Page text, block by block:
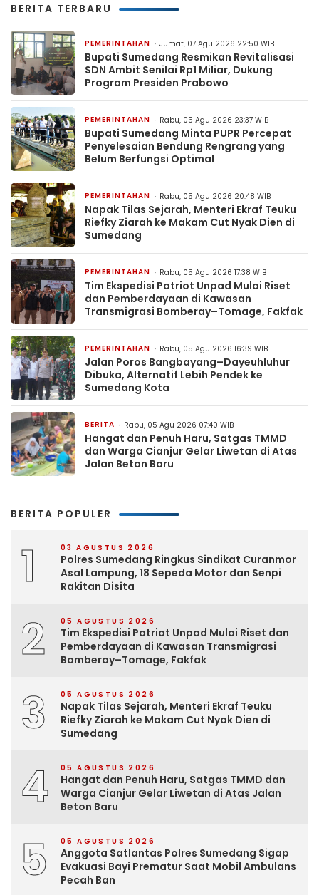
BERITA TERBARU
PEMERINTAHAN Jumat, 07 Agu 2026 22:50 WIB
Bupati Sumedang Resmikan Revitalisasi
SDN Ambit Senilai Rp1 Miliar, Dukung
Program Presiden Prabowo
PEMERINTAHAN Rabu, 05 Agu 2026 23:37 WIB
Bupati Sumedang Minta PUPR Percepat
Penyelesaian Bendung Rengrang yang
Belum Berfungsi Optimal
PEMERINTAHAN Rabu, 05 Agu 2026 20:48 WIB
Napak Tilas Sejarah, Menteri Ekraf Teuku
Riefky Ziarah ke Makam Cut Nyak Dien di
Sumedang
PEMERINTAHAN Rabu, 05 Agu 2026 17:38 WIB
Tim Ekspedisi Patriot Unpad Mulai Riset
dan Pemberdayaan di Kawasan
Transmigrasi Bomberay–Tomage, Fakfak
PEMERINTAHAN Rabu, 05 Agu 2026 16:39 WIB
Jalan Poros Bangbayang–Dayeuhluhur
Dibuka, Alternatif Lebih Pendek ke
Sumedang Kota
BERITA Rabu, 05 Agu 2026 07:40 WIB
Hangat dan Penuh Haru, Satgas TMMD
dan Warga Cianjur Gelar Liwetan di Atas
Jalan Beton Baru
BERITA POPULER
1 03 AGUSTUS 2026
Polres Sumedang Ringkus Sindikat Curanmor
Asal Lampung, 18 Sepeda Motor dan Senpi
Rakitan Disita
2 05 AGUSTUS 2026
Tim Ekspedisi Patriot Unpad Mulai Riset dan
Pemberdayaan di Kawasan Transmigrasi
Bomberay–Tomage, Fakfak
3 05 AGUSTUS 2026
Napak Tilas Sejarah, Menteri Ekraf Teuku
Riefky Ziarah ke Makam Cut Nyak Dien di
Sumedang
4 05 AGUSTUS 2026
Hangat dan Penuh Haru, Satgas TMMD dan
Warga Cianjur Gelar Liwetan di Atas Jalan
Beton Baru
5 05 AGUSTUS 2026
Anggota Satlantas Polres Sumedang Sigap
Evakuasi Bayi Prematur Saat Mobil Ambulans
Pecah Ban